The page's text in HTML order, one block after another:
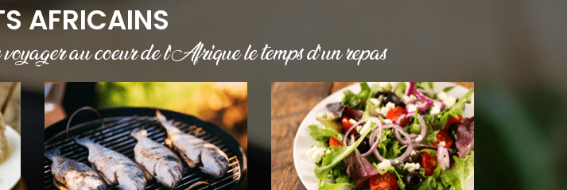
AFRICAINS
au cœur de l'Afrique le temps d'un repas
DESSERTS